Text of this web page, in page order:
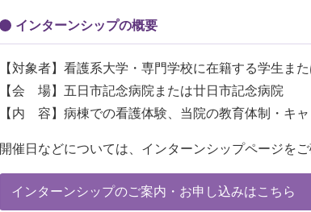
インターンシップの概要
【対象者】看護系大学・専門学校に在籍する学生ま
【会 場】五日市記念病院または廿日市記念病院
【内 容】病棟での看護体験、当院の教育体制・キ
開催日などについては、インターンシップページをご
インターンシップのご案内・お申し込みはこちら